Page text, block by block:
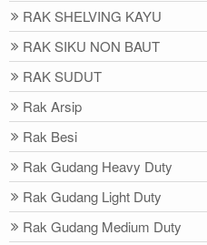
RAK SHELVING KAYU
RAK SIKU NON BAUT
RAK SUDUT
Rak Arsip
Rak Besi
Rak Gudang Heavy Duty
Rak Gudang Light Duty
Rak Gudang Medium Duty